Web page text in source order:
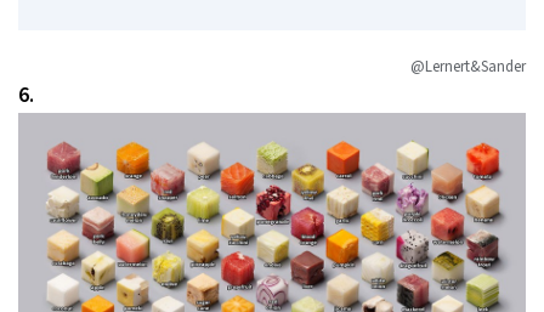
@Lernert&Sander
6.